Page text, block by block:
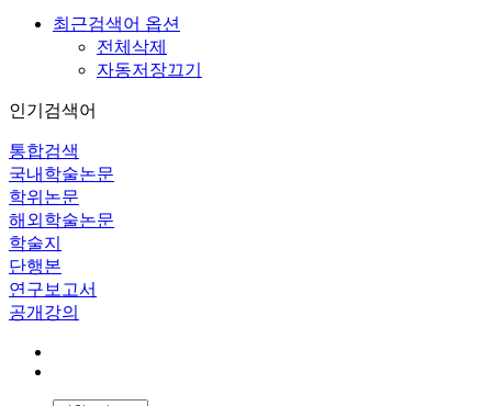
최근검색어 옵션
전체삭제
자동저장끄기
인기검색어
통합검색
국내학술논문
학위논문
해외학술논문
학술지
단행본
연구보고서
공개강의